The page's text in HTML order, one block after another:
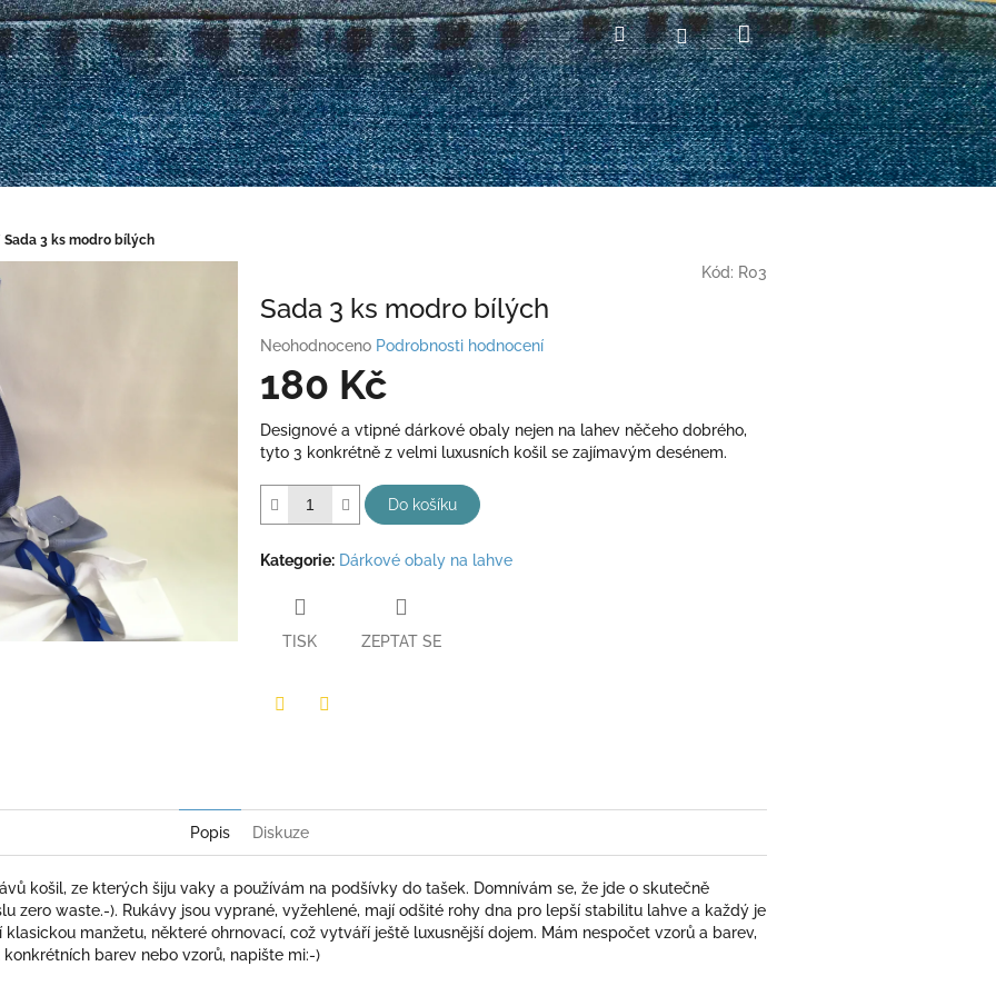
HledatPřihlášeníNákupní
košík
Sada 3 ks modro bílých
Kód: R03
Sada 3 ks modro bílých
Průměrné
hodnocení
produktu
0,0
z
hvězdiček.
Neohodnoceno Podrobnosti hodnocení
180 Kč
Měrná
cena:
Designové a vtipné dárkové obaly nejen na lahev něčeho dobrého,
tyto 3 konkrétně z velmi luxusních košil se zajímavým desénem.
Do košíku
Kategorie: Dárkové obaly na lahve
TISK ZEPTAT SE
Popis Diskuze
košil, ze kterých šiju vaky a používám na podšívky do tašek. Domnívám se, že jde o skutečně
zero waste.-). Rukávy jsou vyprané, vyžehlené, mají odšité rohy dna pro lepší stabilitu lahve a každý je
manžetu, některé ohrnovací, což vytváří ještě luxusnější dojem. Mám nespočet vzorů a barev,
barev nebo vzorů, napište mi:-)